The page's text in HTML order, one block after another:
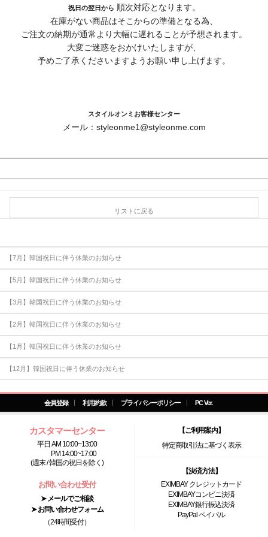
祝日の翌日から 順次対応となります。
在庫がない商品はそこからの準備となる為、
ご注文の納期が通常より大幅に遅れることが予想されます。
大変ご迷惑をおかけいたしますが、
予めご了承くださいますようお願い申し上げます。
スタイルオンミお客様センター
メール：styleonme1@styleonme.com
リストに戻る
【7月】韓国祝日に伴う休業のお知らせ
【5月】韓国祝日に伴う休業のお知らせ
【3月】韓国祝日に伴う休業のお知らせ
【2月】韓国祝日に伴う休業のお知らせ
【1月】韓国祝日に伴う休業のお知らせ
【12月】韓国祝日に伴う休業のお知らせ
会員登録 利用約款 プライバシーポリシー PC Ver.
カスタマーセンター
平日 AM 10:00~13:00
PM 14:00~17:00
(週末 / 韓国の祝日を除く)
お問い合わせ受付
➤ メールでご相談
➤ お問い合わせフォーム
（24時間受付）
【ご利用案内】
特定商取引法に基づく表示
【決済方法】
EXIMBAY クレジットカード
EXIMBAYコンビニ決済
EXIMBAY銀行振込決済
PayPal ペイパル